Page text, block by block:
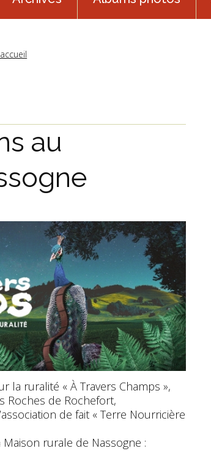
au
la ruralité « À Travers Champs »,
Roches de Rochefort,
de fait « Terre Nourricière
rurale de Nassogne :